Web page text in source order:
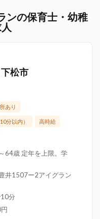
ンの保育士・幼稚
松市
あり
分以内） 高時給
64歳 定年を上限。学
井1507ー2アイグラン
分